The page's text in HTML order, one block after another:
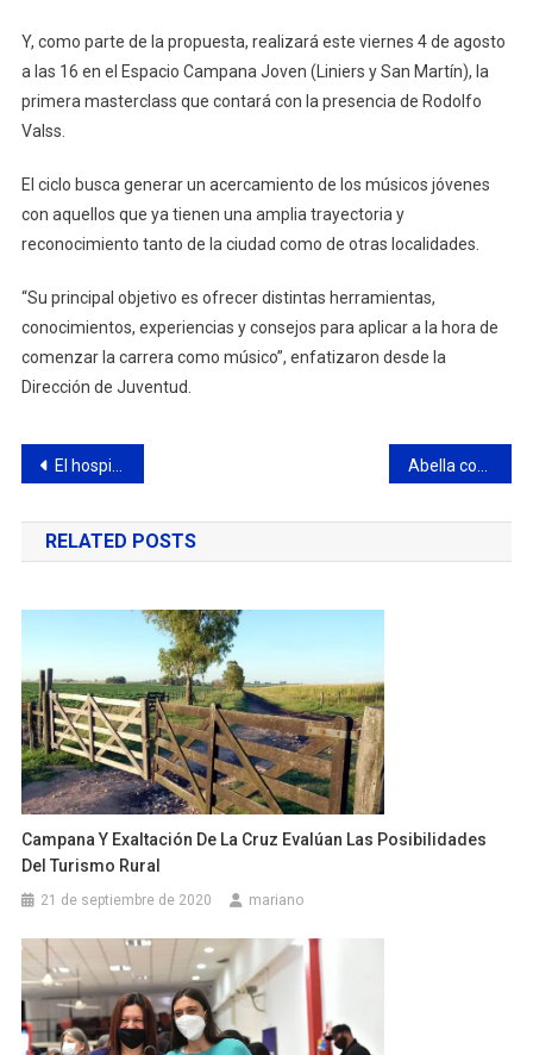
Y, como parte de la propuesta, realizará este viernes 4 de agosto
a las 16 en el Espacio Campana Joven (Liniers y San Martín), la
primera masterclass que contará con la presencia de Rodolfo
Valss.
El ciclo busca generar un acercamiento de los músicos jóvenes
con aquellos que ya tienen una amplia trayectoria y
reconocimiento tanto de la ciudad como de otras localidades.
“Su principal objetivo es ofrecer distintas herramientas,
conocimientos, experiencias y consejos para aplicar a la hora de
comenzar la carrera como músico”, enfatizaron desde la
Dirección de Juventud.
Navegación
de
entradas
El hospital municipal también se suma a la Semana Mundial de la Lactancia Materna Abella continúa realizando cafés con vecinos para conversar sobre proyectos para la ciudad
RELATED POSTS
Campana Y Exaltación De La Cruz Evalúan Las Posibilidades
Del Turismo Rural
21 de septiembre de 2020 mariano